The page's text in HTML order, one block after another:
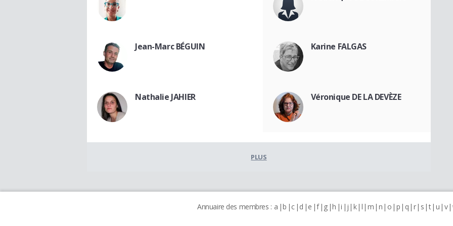
Jean-Marc BÉGUIN Karine FALGAS
Nathalie JAHIER Véronique DE LA DEVÈZE
PLUS
Annuaire des membres : a b c d e f g h i j k l m n o p q r s t u v